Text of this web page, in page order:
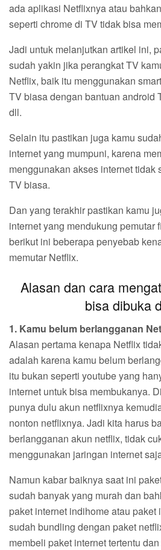
ada aplikasi Netflixnya atau
seperti chrome di TV tidak bisa
Jadi untuk melanjutkan artikel ini,
sudah yakin jika perangkat TV
Netflix, baik itu menggunakan
TV biasa dengan bantuan android
dll.
Selain itu pastikan juga kamu
internet yang mumpuni, karena
menggunakan akses internet tidak
TV biasa.
Dan yang terakhir pastikan kamu
internet yang mendukung pemutar
berikut ini beberapa penyebab
memutar Netflix.
Alasan dan cara
bisa dibuka
1. Kamu belum berlangganan
Alasan pertama kenapa Netflix
adalah karena kamu belum
itu bukan seperti youtube yang
internet untuk bisa membukanya.
punya dulu akun netflixnya
nonton netflixnya. Jadi kita harus
berlangganan akun netflix, tidak
menggunakan jaringan internet
Namun kabar baiknya saat ini
sudah banyak yang murah dan
paket internet indihome atau paket
sudah bundling dengan paket
membeli paket internet tertentu